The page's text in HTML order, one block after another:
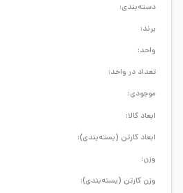
ابعاد کالا:
ابعاد کارتن (بسته‌بندی):
وزن:
وزن کارتن (بسته‌بندی):
دسته‌بندی:
برند:
واحد:
تعداد در واحد:
موجودی: